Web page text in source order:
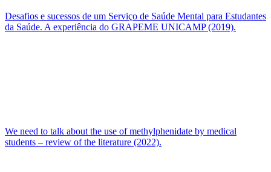
Desafios e sucessos de um Serviço de Saúde Mental para Estudantes
da Saúde. A experiência do GRAPEME UNICAMP (2019).
We need to talk about the use of methylphenidate by medical
students – review of the literature (2022).